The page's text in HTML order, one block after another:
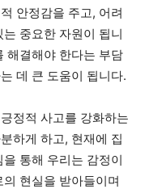
안정감을 주고, 어려
중요한 자원이 됩니
해결해야 한다는 부담
데 큰 도움이 됩니다.
정적 사고를 강화하는
하게 하고, 현재에 집
통해 우리는 감정이
현실을 받아들이며